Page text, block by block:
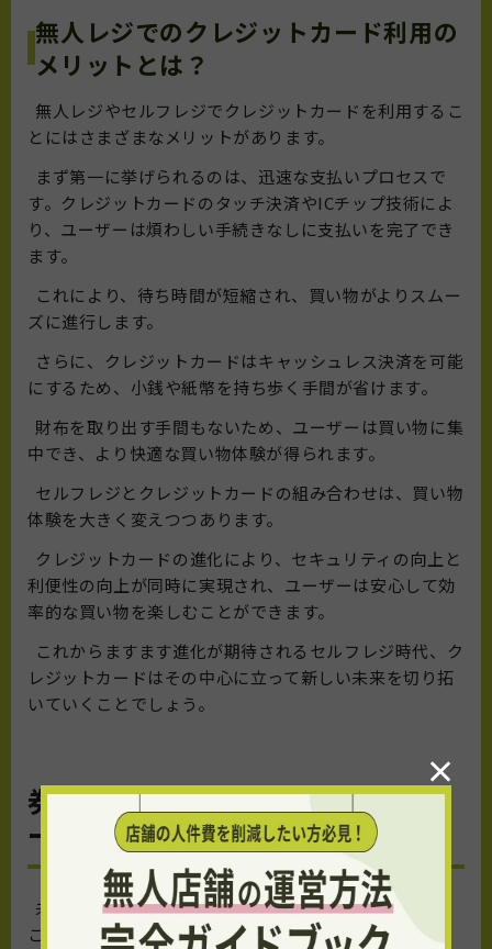
無人レジでのクレジットカード利用の
メリットとは？
無人レジやセルフレジでクレジットカードを利用するこ
とにはさまざまなメリットがあります。
まず第一に挙げられるのは、迅速な支払いプロセスで
す。クレジットカードのタッチ決済やICチップ技術によ
り、ユーザーは煩わしい手続きなしに支払いを完了でき
ます。
これにより、待ち時間が短縮され、買い物がよりスムー
ズに進行します。
さらに、クレジットカードはキャッシュレス決済を可能
にするため、小銭や紙幣を持ち歩く手間が省けます。
財布を取り出す手間もないため、ユーザーは買い物に集
中でき、より快適な買い物体験が得られます。
セルフレジとクレジットカードの組み合わせは、買い物
体験を大きく変えつつあります。
クレジットカードの進化により、セキュリティの向上と
利便性の向上が同時に実現され、ユーザーは安心して効
率的な買い物を楽しむことができます。
これからますます進化が期待されるセルフレジ時代、ク
レジットカードはその中心に立って新しい未来を切り拓
いていくことでしょう。
券売機の未来図！クレジットカ
ードが引き起こす変化
未来の券売機は、クレジットカードの進化と相まって、
これまで以上に革新的な変化を遂げつつあります。
×